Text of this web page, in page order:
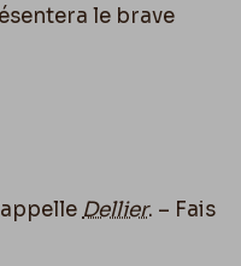
le brave
Dellier. – Fais